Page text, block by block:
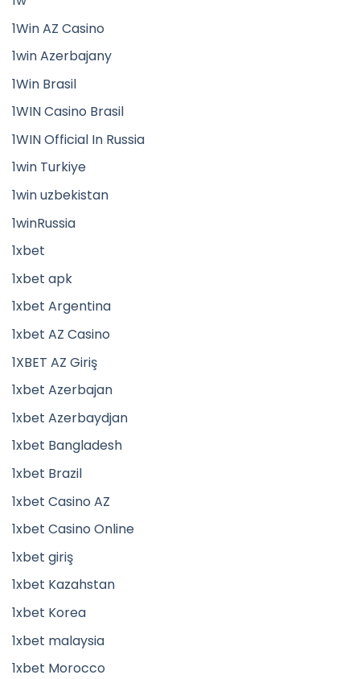
1Win AZ Casino
1win Azerbajany
1Win Brasil
1WIN Casino Brasil
1WIN Official In Russia
1win Turkiye
1win uzbekistan
1winRussia
1xbet
1xbet apk
1xbet Argentina
1xbet AZ Casino
1XBET AZ Giriş
1xbet Azerbajan
1xbet Azerbaydjan
1xbet Bangladesh
1xbet Brazil
1xbet Casino AZ
1xbet Casino Online
1xbet giriş
1xbet Kazahstan
1xbet Korea
1xbet malaysia
1xbet Morocco